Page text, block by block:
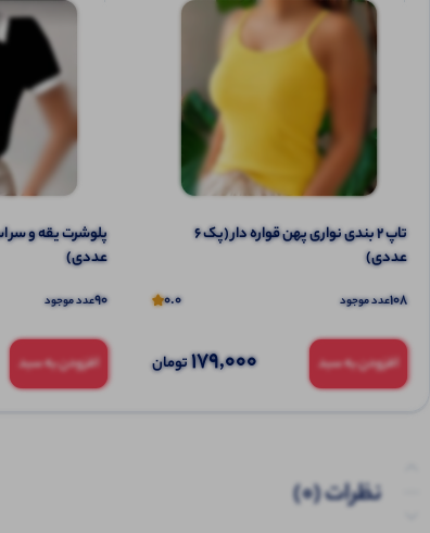
تاپ ۲ بندی نواری پهن قواره دار (پک 6
عددی)
108عدد موجود 0.0
افزودن به سبد 179,000تومان
عددی)
90عدد موجود
افزودن به سبد
نظرات (0)